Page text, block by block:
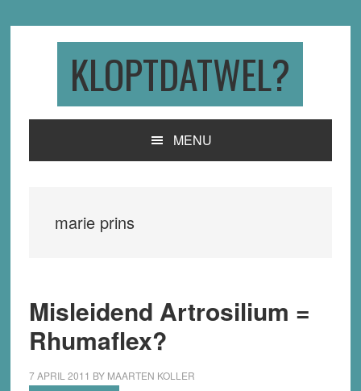
KLOPTDATWEL?
MENU
marie prins
Misleidend Artrosilium =
Rhumaflex?
7 APRIL 2011 BY MAARTEN KOLLER